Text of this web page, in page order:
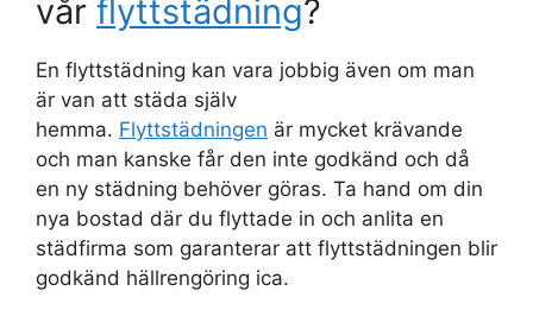
vår flyttstädning?
En flyttstädning kan vara jobbig även om man
är van att städa själv
hemma. Flyttstädningen är mycket krävande
och man kanske får den inte godkänd och då
en ny städning behöver göras. Ta hand om din
nya bostad där du flyttade in och anlita en
städfirma som garanterar att flyttstädningen blir
godkänd hällrengöring ica.